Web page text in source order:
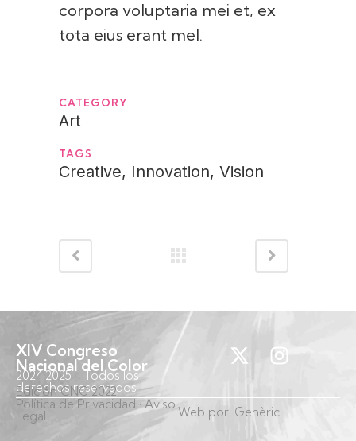
corpora voluptaria mei et, ex
tota eius erant mel.
CATEGORY
Art
TAGS
Creative, Innovation, Vision
XIV Congreso
Nacional del Color
2024·2025 - Todos los
derechos reservados
Edición CNC 2022
Política de Privacidad · Aviso
Legal Web por: Genèric